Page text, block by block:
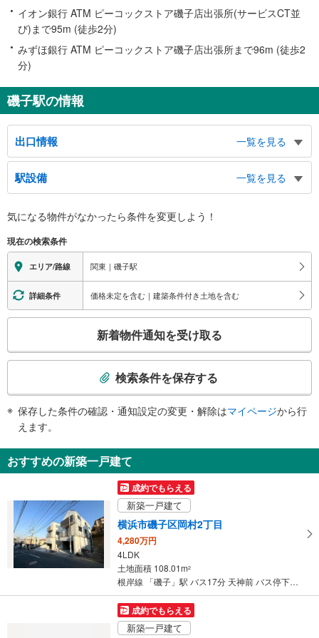
イオン銀行 ATM ピーコックストア磯子店出張所(サービスCT並
び)まで95m (徒歩2分)
みずほ銀行 ATM ピーコックストア磯子店出張所まで96m (徒歩2
分)
磯子駅の情報
出口情報
一覧を見る
東口
新森町方面、新磯子町方面、新中原町方面、海側、工場街方面、日清オイリ
オ、東芝、磯子土木事務所
西口
面、磯子区総合庁舎、磯子区役所、磯子公会堂、磯子図書館、いそご区民活動
支援センター、横浜市社会教育コーナー、磯子センター、磯子地区センター、
老人福祉センター喜楽荘、磯子区社会福祉協議会、磯子区福祉保健活動拠点、
磯子地域ケアプラザ、磯子区生涯学習センター、磯子警察署、磯子消防署、磯
子郵便局
駅設備
一覧を見る
※段差なしでの移動経路
地上⇔改札⇔ホーム：○
エレベータ
・ホーム⇔改札
・改札⇔西口
エスカレータ
《多機能トイレ》
・点字運賃表
気になる物件がなかったら条件を変更しよう！
現在の検索条件
エリア/路線 関東｜磯子駅
詳細条件 価格未定を含む｜建築条件付き土地を含む
検
知
を
け
取
る
・
条
新着物件通知を受け取る
検索条件を保存する
保存した条件の確認・通知設定の変更・解除はマイページから行
えます。
おすすめの新築一戸建て
成約でもらえる
新築一戸建て
横浜市磯子区岡村2丁目
4,280万円
4LDK
土地面積 108.01m2
根岸線 「磯子」駅 バス17分 天神前 バス停下車 徒歩3分
成約でもらえる
新築一戸建て